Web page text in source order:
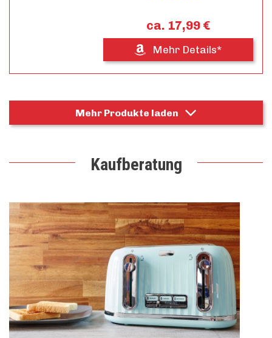
ca. 17,99 €
Mehr Details*
Mehr Produkte laden
Kaufberatung